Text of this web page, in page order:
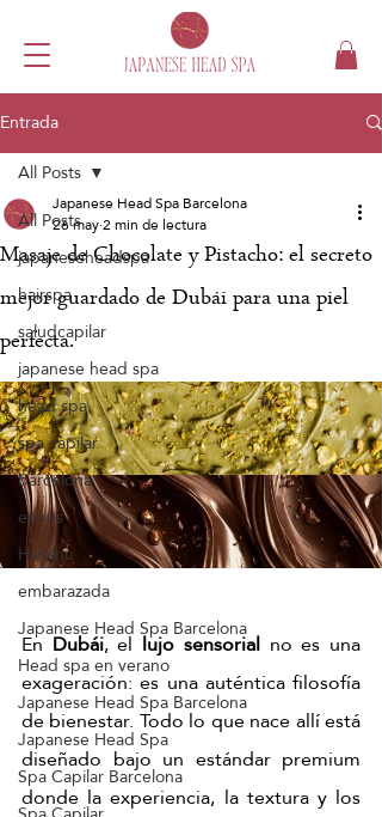
Entrada
All Posts
japaneseheadspa
hairspa
saludcapilar
japanese head spa
head spa
spa capilar
barcelona
estrés
Hanshu
embarazada
Japanese Head Spa Barcelona
Head spa en verano
Japanese Head Spa Barcelona
Japanese Head Spa
Spa Capilar Barcelona
All Posts
Masaje de Chocolate y Pistacho: el secreto
mejor guardado de Dubái para una piel
perfecta.
Japanese Head Spa Barcelona
26 may2 min de lectura
En Dubái, el lujo sensorial no es una
exageración: es una auténtica filosofía
de bienestar. Todo lo que nace allí está
diseñado bajo un estándar premium
donde la experiencia, la textura y los